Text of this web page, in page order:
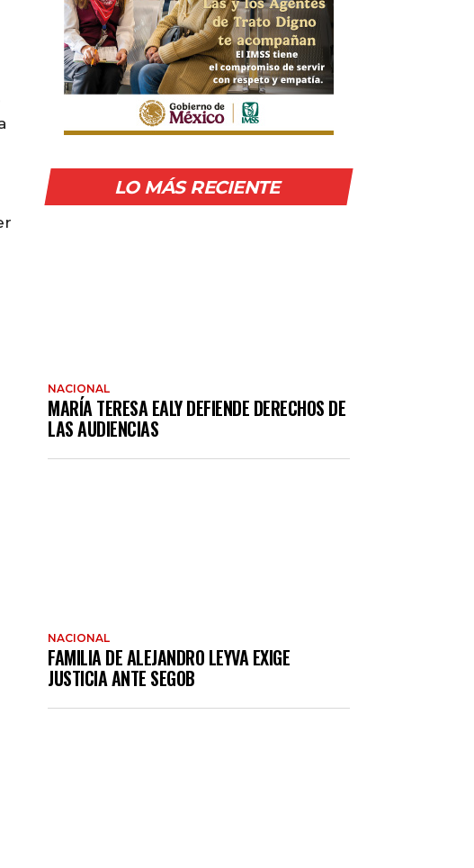
LO MÁS RECIENTE
NACIONAL
MARÍA TERESA EALY DEFIENDE DERECHOS DE
LAS AUDIENCIAS
NACIONAL
FAMILIA DE ALEJANDRO LEYVA EXIGE
JUSTICIA ANTE SEGOB